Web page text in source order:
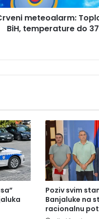
meteoalarm:
BiH, temperature do
Poziv svim
Banjaluke na
racionalnu